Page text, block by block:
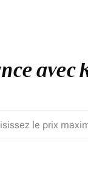
avec